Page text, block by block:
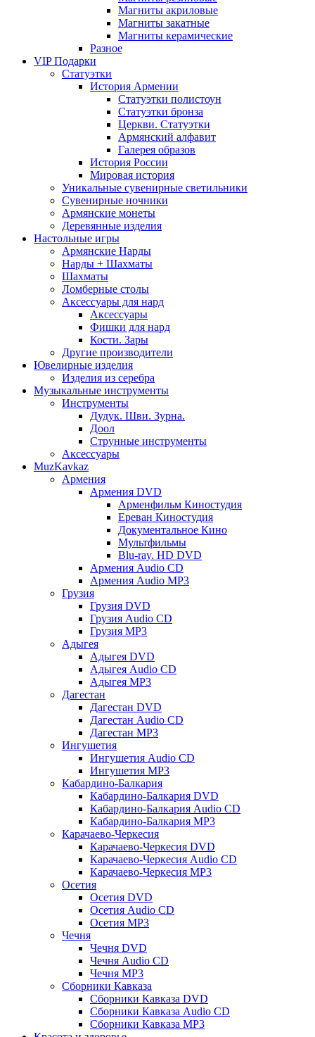
Магниты акриловые
Магниты закатные
Магниты керамические
Разное
VIP Подарки
Статуэтки
История Армении
Статуэтки полистоун
Статуэтки бронза
Церкви. Статуэтки
Армянский алфавит
Галерея образов
История России
Мировая история
Уникальные сувенирные светильники
Сувенирные ночники
Армянские монеты
Деревянные изделия
Настольные игры
Армянские Нарды
Нарды + Шахматы
Шахматы
Ломберные столы
Аксессуары для нард
Аксессуары
Фишки для нард
Кости. Зары
Другие производители
Ювелирные изделия
Изделия из серебра
Музыкальные инструменты
Инструменты
Дудук. Шви. Зурна.
Доол
Струнные инструменты
Аксессуары
MuzKavkaz
Армения
Армения DVD
Арменфильм Киностудия
Ереван Киностудия
Документальное Кино
Мультфильмы
Blu-ray. HD DVD
Армения Audio CD
Армения Audio MP3
Грузия
Грузия DVD
Грузия Audio CD
Грузия MP3
Адыгея
Адыгея DVD
Адыгея Audio CD
Адыгея MP3
Дагестан
Дагестан DVD
Дагестан Audio CD
Дагестан MP3
Ингушетия
Ингушетия Audio CD
Ингушетия MP3
Кабардино-Балкария
Кабардино-Балкария DVD
Кабардино-Балкария Audio CD
Кабардино-Балкария MP3
Карачаево-Черкесия
Карачаево-Черкесия DVD
Карачаево-Черкесия Audio CD
Карачаево-Черкесия MP3
Осетия
Осетия DVD
Осетия Audio CD
Осетия MP3
Чечня
Чечня DVD
Чечня Audio CD
Чечня MP3
Сборники Кавказа
Сборники Кавказа DVD
Сборники Кавказа Audio CD
Сборники Кавказа MP3